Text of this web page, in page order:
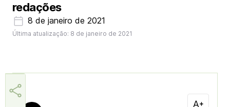
redações
8 de janeiro de 2021
Última atualização: 8 de janeiro de 2021